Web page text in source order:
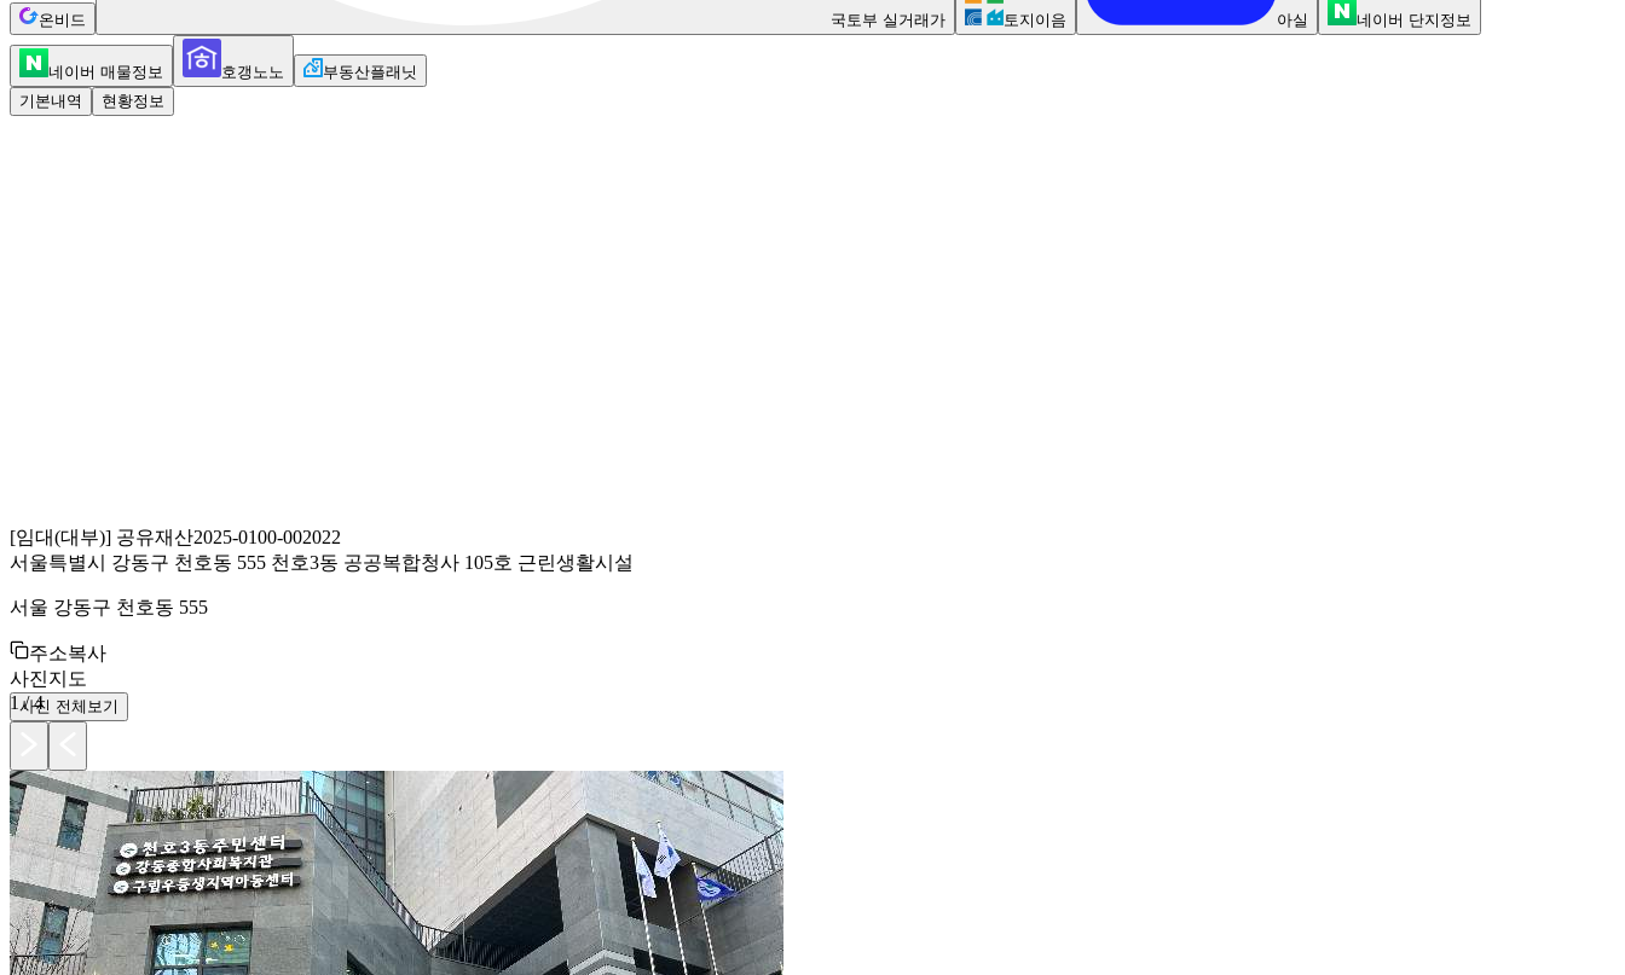
온비드 국토부 실거래가 토지이음 아실 네이버 단지정보
네이버 매물정보 호갱노노
부동산플래닛
기본내역
현황정보
[임대(대부)] 공유재산2025-0100-002022
서울특별시 강동구 천호동 555 천호3동 공공복합청사 105호 근린생활시설
서울 강동구 천호동 555
주소복사
사진지도
1 /4
사진 전체보기